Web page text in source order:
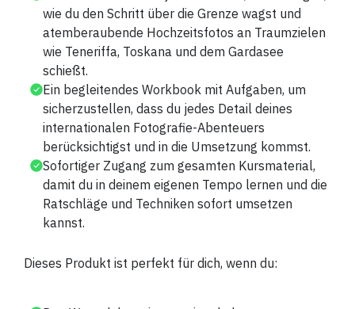
wie du den Schritt über die Grenze wagst und
atemberaubende Hochzeitsfotos an Traumzielen
wie Teneriffa, Toskana und dem Gardasee
schießt.
Ein begleitendes Workbook mit Aufgaben, um
sicherzustellen, dass du jedes Detail deines
internationalen Fotografie-Abenteuers
berücksichtigst und in die Umsetzung kommst.
Sofortiger Zugang zum gesamten Kursmaterial,
damit du in deinem eigenen Tempo lernen und die
Ratschläge und Techniken sofort umsetzen
kannst.
Dieses Produkt ist perfekt für dich, wenn du: